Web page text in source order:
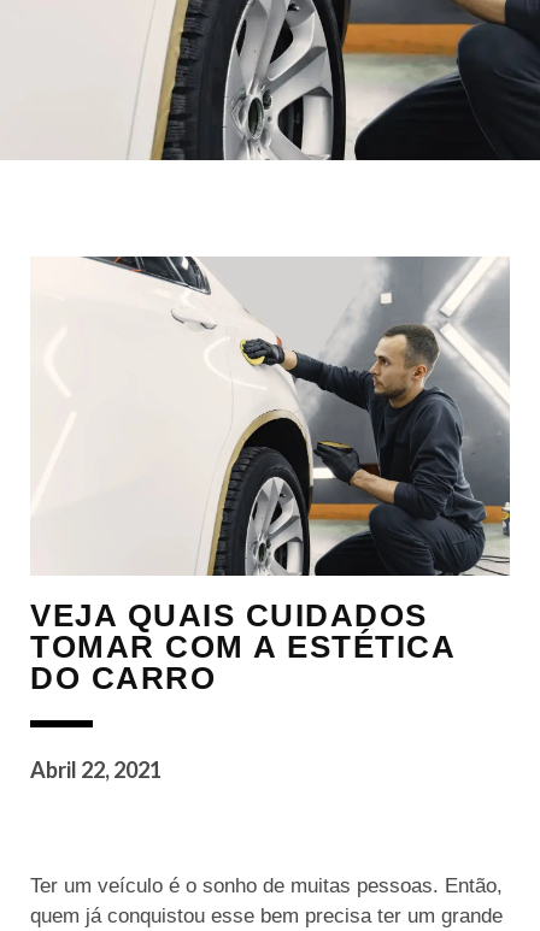
VEJA QUAIS CUIDADOS
TOMAR COM A ESTÉTICA
DO CARRO
Abril 22, 2021
Ter um veículo é o sonho de muitas pessoas. Então,
quem já conquistou esse bem precisa ter um grande